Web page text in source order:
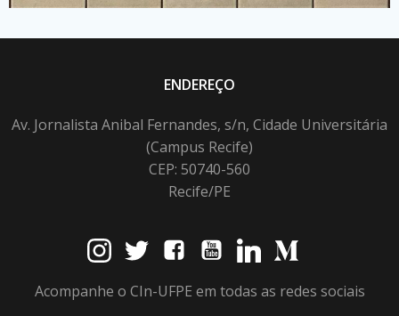
ENDEREÇO
Av. Jornalista Anibal Fernandes, s/n, Cidade Universitária
(Campus Recife)
CEP: 50740-560
Recife/PE
Acompanhe o CIn-UFPE em todas as redes sociais